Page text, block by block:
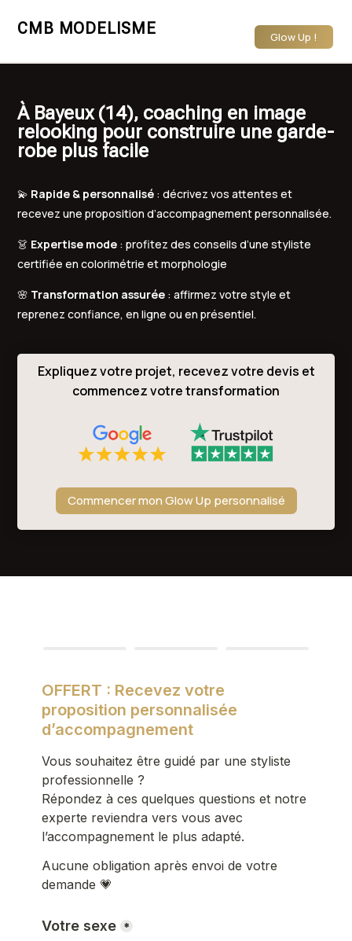
CMB MODELISME Glow Up !
À Bayeux (14), coaching en image
relooking pour construire une garde-
robe plus facile
💫 Rapide & personnalisé : décrivez vos attentes et
recevez une proposition d’accompagnement personnalisée.
👗 Expertise mode : profitez des conseils d’une styliste
certifiée en colorimétrie et morphologie
🌸 Transformation assurée : affirmez votre style et
reprenez confiance, en ligne ou en présentiel.
Expliquez votre projet, recevez votre devis et
commencez votre transformation
Commencer mon Glow Up personnalisé